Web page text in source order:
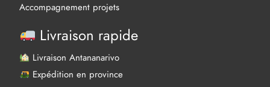
Accompagnement projets
Livraison rapide
Livraison Antananarivo
Expédition en province